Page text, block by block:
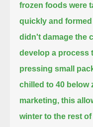
frozen foods were
quickly and
didn't damage the
develop a process
pressing small
chilled to 40 below
marketing, this
winter to the rest of